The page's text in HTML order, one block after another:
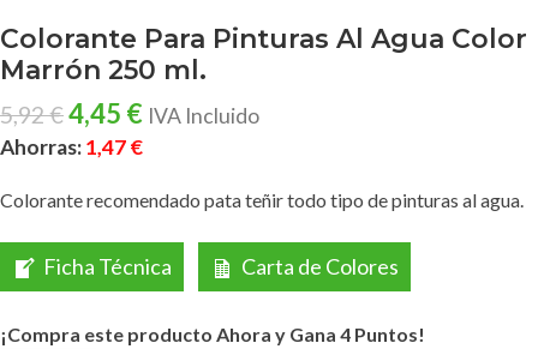
Colorante Para Pinturas Al Agua Color
Marrón 250 ml.
5,92€4,45 € IVA Incluido
Ahorras:1,47€
Colorante recomendado pata teñir todo tipo de pinturas al agua.
Ficha Técnica Carta de Colores
¡Compra este producto Ahora y Gana 4 Puntos!